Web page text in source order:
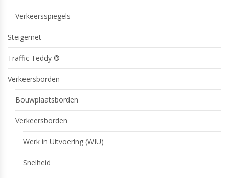
Verkeersspiegels
Steigernet
Traffic Teddy ®
Verkeersborden
Bouwplaatsborden
Verkeersborden
Werk in Uitvoering (WIU)
Snelheid